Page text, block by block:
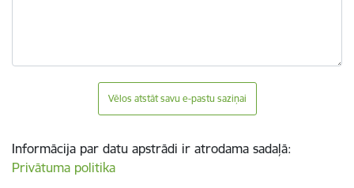
Vēlos atstāt savu e-pastu saziņai
Informācija par datu apstrādi ir atrodama sadaļā:
Privātuma politika